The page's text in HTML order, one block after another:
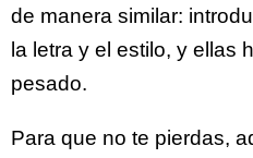
de manera similar:
la letra y el estilo, y ellas
pesado.
Para que no te pierdas,